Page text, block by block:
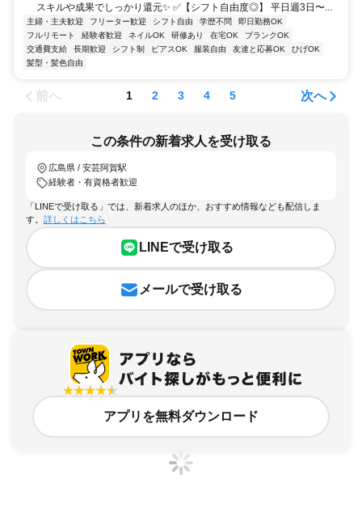
スキルや成果でしっかり還元✨ ✅【シフト自由度◎】 平日週3日〜...
主婦・主夫歓迎 フリーター歓迎 シフト自由 学歴不問
即日勤務OK
フルリモート
経験者歓迎 ネイルOK 研修あり 在宅OK
ブランクOK
交通費支給
長期歓迎 シフト制 ピアスOK 服装自由 友達と応募OK
ひげOK
髪型・髪色自由
前へ 1 2 3 4 5 次へ
この条件の新着求人を受け取る
広島県 / 安芸阿賀駅
経験者・有資格者歓迎
「LINEで受け取る」では、新着求人のほか、おすすめ情報なども配信しま
す。 詳しくはこちら
LINEで受け取る
メールで受け取る
アプリを無料ダウンロード